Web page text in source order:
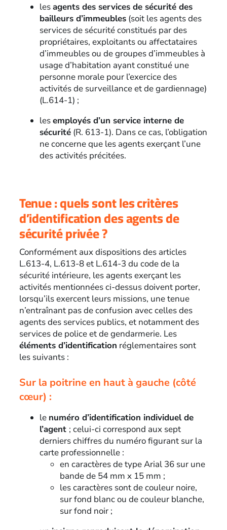
lesagents des services de sécurité des
bailleurs d’immeubles(soit les agents des
services de sécurité constitués par des
propriétaires, exploitants ou affectataires
d’immeubles ou de groupes d’immeubles à
usage d’habitation ayant constitué une
personne morale pour l’exercice des
activités de surveillance et de gardiennage)
(L.614-1) ;
lesemployés d’un service interne de
sécurité(R. 613-1). Dans ce cas, l’obligation
ne concerne que les agents exerçant l’une
des activités précitées.
Tenue : quels sont les critères
d’identification des agents de
sécurité privée ?
Conformément aux dispositions des articles
L.613-4, L.613-8 et L.614-3 du code de la
sécurité intérieure, les agents exerçant les
activités mentionnées ci-dessus doivent porter,
lorsqu’ils exercent leurs missions, une tenue
n’entraînant pas de confusion avec celles des
agents des services publics, et notamment des
services de police et de gendarmerie. Les
éléments d’identification réglementaires sont
les suivants :
Sur la poitrine en haut à gauche (côté
cœur) :
le numéro d’identification individuel de
l’agent ; celui-ci correspond aux sept
derniers chiffres du numéro figurant sur la
carte professionnelle :
en caractères de type Arial 36 sur une
bande de 54 mm x 15 mm ;
les caractères sont de couleur noire,
sur fond blanc ou de couleur blanche,
sur fond noir ;